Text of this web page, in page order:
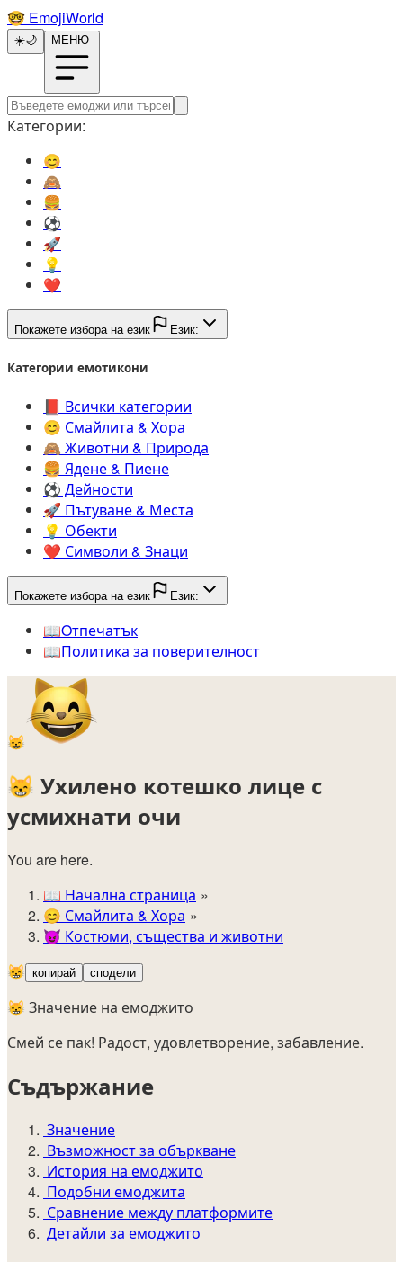
🤓️ EmojiWorld
☀️🌙 МЕНЮ
Категории:
😊️
🙈️
🍔️
⚽️
🚀️
💡️
❤️
Покажете избора на език Език:
Категории емотикони
📕️ Всички категории
😊️ Смайлита & Хора
🙈️ Животни & Природа
🍔️ Ядене & Пиене
⚽️ Дейности
🚀️ Пътуване & Места
💡️ Обекти
❤️ Символи & Знаци
Покажете избора на език Език:
📖️Oтпечатък
📖️Политика за поверителност
😸
😸 Ухилено котешко лице с
усмихнати очи
You are here.
📖 Начална страница
😊️ Смайлита & Хора
😈 Костюми, същества и животни
😸 копирай сподели
😸 Значение на емоджито
Смей се пак! Радост, удовлетворение, забавление.
Съдържание
Значение
Възможност за объркване
История на емоджито
Подобни емоджита
Сравнение между платформите
Детайли за емоджито